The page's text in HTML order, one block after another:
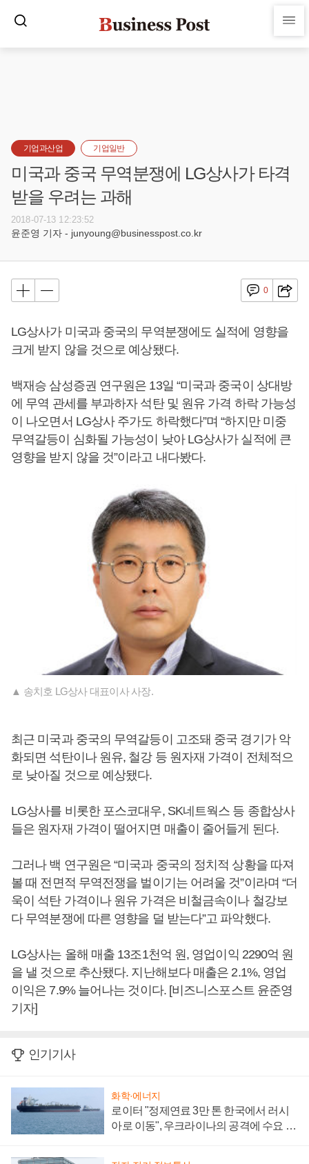
기업과산업 기업일반
미국과 중국 무역분쟁에 LG상사가 타격
받을 우려는 과해
2018-07-13 12:23:52
윤준영 기자 - junyoung@businesspost.co.kr
0
LG상사가 미국과 중국의 무역분쟁에도 실적에 영향을
크게 받지 않을 것으로 예상됐다.
백재승 삼성증권 연구원은 13일 “미국과 중국이 상대방
에 무역 관세를 부과하자 석탄 및 원유 가격 하락 가능성
이 나오면서 LG상사 주가도 하락했다”며 “하지만 미중
무역갈등이 심화될 가능성이 낮아 LG상사가 실적에 큰
영향을 받지 않을 것”이라고 내다봤다.
▲ 송치호 LG상사 대표이사 사장.
최근 미국과 중국의 무역갈등이 고조돼 중국 경기가 악
화되면 석탄이나 원유, 철강 등 원자재 가격이 전체적으
로 낮아질 것으로 예상됐다.
LG상사를 비롯한 포스코대우, SK네트웍스 등 종합상사
들은 원자재 가격이 떨어지면 매출이 줄어들게 된다.
그러나 백 연구원은 “미국과 중국의 정치적 상황을 따져
볼 때 전면적 무역전쟁을 벌이기는 어려울 것”이라며 “더
욱이 석탄 가격이나 원유 가격은 비철금속이나 철강보
다 무역분쟁에 따른 영향을 덜 받는다”고 파악했다.
LG상사는 올해 매출 13조1천억 원, 영업이익 2290억 원
을 낼 것으로 추산됐다. 지난해보다 매출은 2.1%, 영업
이익은 7.9% 늘어나는 것이다. [비즈니스포스트 윤준영
기자]
인기기사
화학·에너지
로이터 "정제연료 3만 톤 한국에서 러시
아로 이동", 우크라이나의 공격에 수요 늘